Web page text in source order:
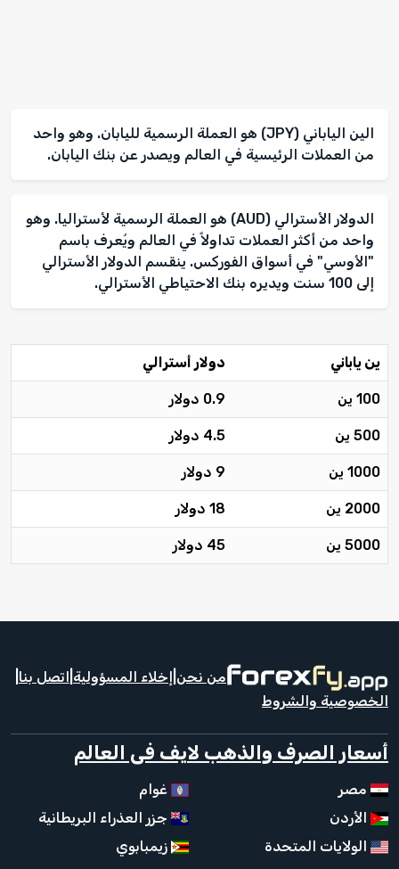
الين الياباني (JPY) هو العملة الرسمية لليابان. وهو واحد
من العملات الرئيسية في العالم ويصدر عن بنك اليابان.
الدولار الأسترالي (AUD) هو العملة الرسمية لأستراليا. وهو
واحد من أكثر العملات تداولاً في العالم ويُعرف باسم
"الأوسي" في أسواق الفوركس. ينقسم الدولار الأسترالي
إلى 100 سنت ويديره بنك الاحتياطي الأسترالي.
ين ياباني دولار أسترالي
100 ين 0.9 دولار
500 ين 4.5 دولار
1000 ين 9 دولار
2000 ين 18 دولار
5000 ين 45 دولار
من نحن إخلاء المسؤولية اتصل بنا
الخصوصية والشروط
أسعار الصرف والذهب لايف فى العالم
مصر
الأردن
الولايات المتحدة
غوام
جزر العذراء البريطانية
زيمبابوي